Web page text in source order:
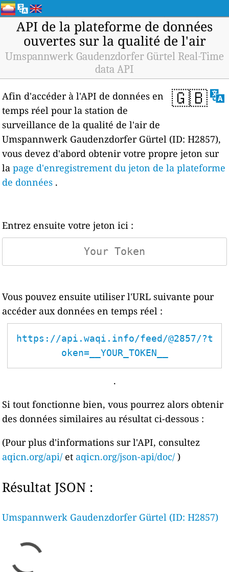
API de la plateforme de données
ouvertes sur la qualité de l'air
Umspannwerk Gaudenzdorfer Gürtel Real-Time
data API
🇬🇧
Afin d'accéder à l'API de données en
temps réel pour la station de
surveillance de la qualité de l'air de
Umspannwerk Gaudenzdorfer Gürtel (ID: H2857),
vous devez d'abord obtenir votre propre jeton sur
lapage d'enregistrement du jeton de la plateforme
de données .
Entrez ensuite votre jeton ici :
Vous pouvez ensuite utiliser l'URL suivante pour
accéder aux données en temps réel :
https://api.waqi.info/feed/@2857/?t
oken=__YOUR_TOKEN__
.
Si tout fonctionne bien, vous pourrez alors obtenir
des données similaires au résultat ci-dessous :
(Pour plus d'informations sur l'API, consultez
aqicn.org/api/ et aqicn.org/json-api/doc/ )
Résultat JSON :
Umspannwerk Gaudenzdorfer Gürtel (ID: H2857)